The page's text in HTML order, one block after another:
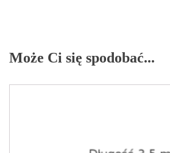
Może Ci się spodobać...